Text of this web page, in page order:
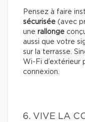
Pensez à faire
sécurisée (avec
une rallonge
aussi que votre
sur la terrasse.
Wi-Fi d’extérieur
connexion.
6. VIVE LA